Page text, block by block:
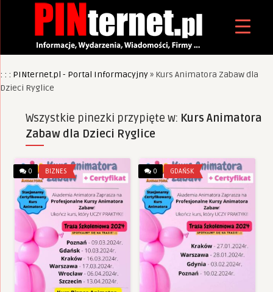
: : : PINternet.pl - Portal Informacyjny» Kurs Animatora Zabaw dla
Dzieci Ryglice
Wszystkie pinezki przypięte w: Kurs Animatora
Zabaw dla Dzieci Ryglice
0 BIZNES 0 GDAŃSK